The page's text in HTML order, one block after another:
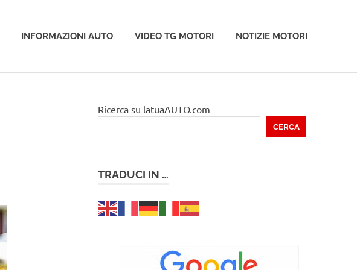
INFORMAZIONI AUTO VIDEO TG MOTORI NOTIZIE MOTORI
Ricerca su latuaAUTO.com
CERCA
TRADUCI IN …